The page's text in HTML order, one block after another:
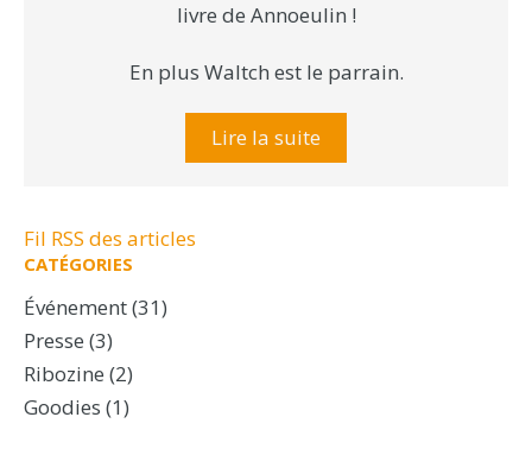
livre de Annoeulin !
En plus Waltch est le parrain.
Lire la suite
Fil RSS des articles
CATÉGORIES
Événement(31)
Presse (3)
Ribozine (2)
Goodies (1)